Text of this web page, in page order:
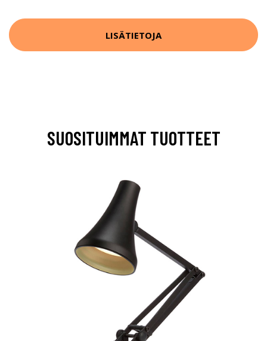
LISÄTIETOJA
SUOSITUIMMAT TUOTTEET